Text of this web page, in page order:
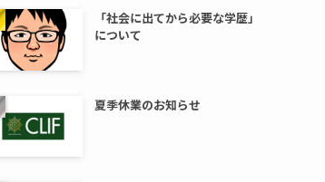
「社会に出てから必要な学歴」
について
夏季休業のお知らせ